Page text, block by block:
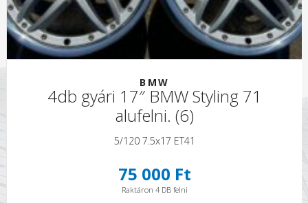
BMW
4db gyári 17″ BMW Styling 71
alufelni. (6)
5/120 7.5x17 ET41
75 000 Ft
Raktáron 4 DB felni